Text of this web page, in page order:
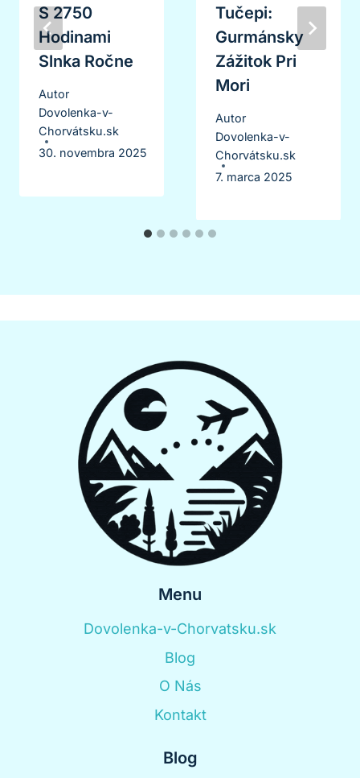
S 2750
Hodinami
Slnka Ročne
Autor
Dovolenka-v-
Chorvátsku.sk
30. novembra 2025
Tučepi:
Gurmánsky
Zážitok Pri
Mori
Autor
Dovolenka-v-
Chorvátsku.sk
7. marca 2025
Menu
Dovolenka-v-Chorvatsku.sk
Blog
O Nás
Kontakt
Blog